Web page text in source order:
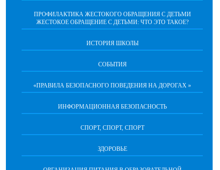
ПРОФИЛАКТИКА ЖЕСТОКОГО ОБРАЩЕНИЯ С ДЕТЬМИ
ЖЕСТОКОЕ ОБРАЩЕНИЕ С ДЕТЬМИ: ЧТО ЭТО ТАКОЕ?
ИСТОРИЯ ШКОЛЫ
СОБЫТИЯ
«ПРАВИЛА БЕЗОПАСНОГО ПОВЕДЕНИЯ НА ДОРОГАХ »
ИНФОРМАЦИОННАЯ БЕЗОПАСНОСТЬ
СПОРТ, СПОРТ, СПОРТ
ЗДОРОВЬЕ